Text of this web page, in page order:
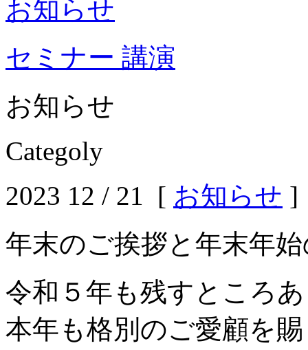
お知らせ
セミナー 講演
お知らせ
Categoly
2023 12 / 21 [ お知らせ ]
年末のご挨拶と年末年
令和５年も残すところ
本年も格別のご愛顧を